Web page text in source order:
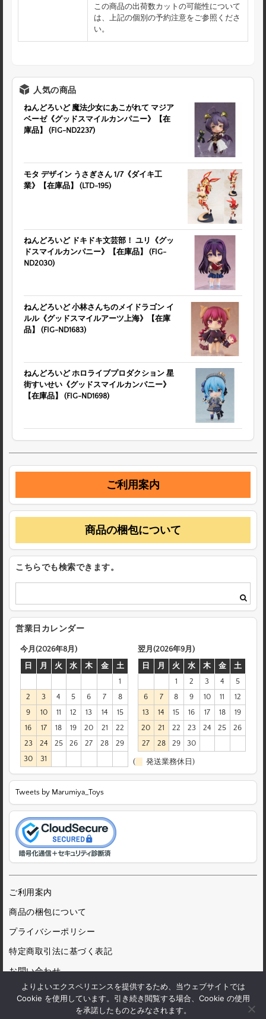
この商品の出荷数カットの可能性について
は、上記の個別の予約注意をご参照くださ
い。
人気の商品
ねんどろいど 魔法少女にあこがれて マジア
ベーゼ《グッドスマイルカンパニー》【在
庫品】 (FIG-ND2237)
モタ デザイン うさぎさん 1/7《ダイキ工
業》【在庫品】 (LTD-195)
ねんどろいど ドキドキ文芸部！ ユリ《グッ
ドスマイルカンパニー》【在庫品】 (FIG-
ND2030)
ねんどろいど 小林さんちのメイドラゴン イ
ルル《グッドスマイルアーツ上海》【在庫
品】 (FIG-ND1683)
ねんどろいど ホロライブプロダクション 星
街すいせい《グッドスマイルカンパニー》
【在庫品】 (FIG-ND1698)
ご利用案内
商品の梱包について
こちらでも検索できます。
営業日カレンダー
今月(2026年8月)
日
月 火 水 木 金
土
1
2
3 4 5 6 7
8
9
10 11 12 13 14
15
16
17 18 19 20 21
22
23
24 25 26 27 28
29
30
31
翌月(2026年9月)
日
月 火 水 木 金
土
1
2 3 4
5
6
7 8 9 10 11
12
13
14 15 16 17 18
19
20
21 22 23 24 25
26
27
28 29 30
( 発送業務休日)
Tweets by Marumiya_Toys
ご利用案内
商品の梱包について
プライバシーポリシー
特定商取引法に基づく表記
お問い合わせ
よりよいエクスペリエンスを提供するため、当ウェブサイトでは
Cookie を使用しています。引き続き閲覧する場合、Cookie の使用
を承諾したものとみなされます。